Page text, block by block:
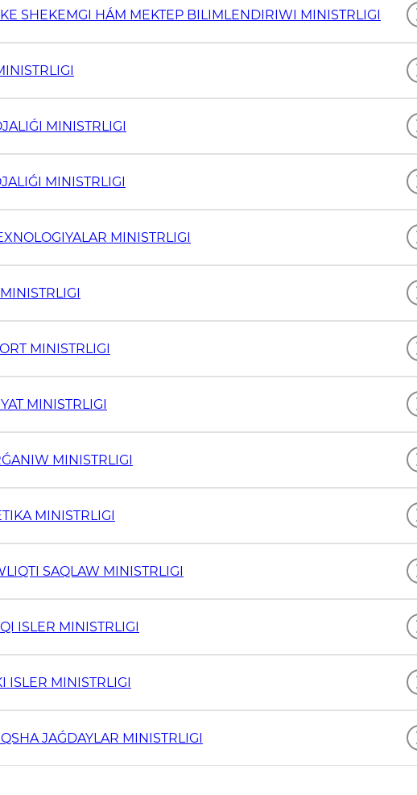
SHEKEMGI HÁM MEKTEP BILIMLENDIRIWI MINISTRLIGI
MINISTRLIGI
MINISTRLIGI
MINISTRLIGI
MINISTRLIGI
MINISTRLIGI
MINISTRLIGI
MINISTRLIGI
SAQLAW MINISTRLIGI
ISLER MINISTRLIGI
ISLER MINISTRLIGI
JAǴDAYLAR MINISTRLIGI